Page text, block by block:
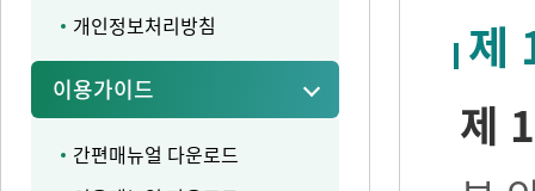
개인정보처리방침
이용가이드
간편매뉴얼 다운로드
제
제